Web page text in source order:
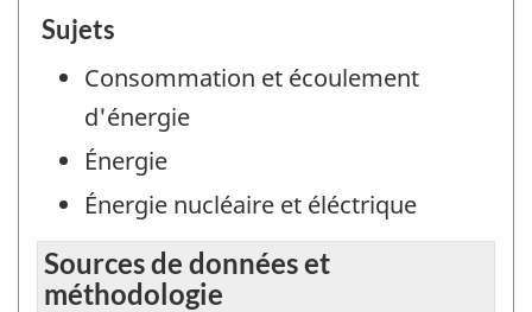
Sujets
Consommation et écoulement
d'énergie
Énergie
Énergie nucléaire et éléctrique
Sources de données et
méthodologie